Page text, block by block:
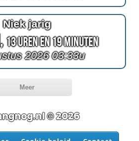
Niek jarig
13 Uren en 19 Minuten
2026 03:33u
Meer
© 2026